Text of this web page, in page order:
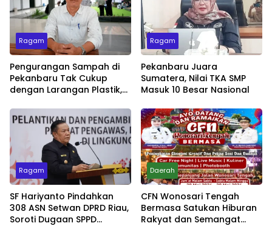
Ragam
Pengurangan Sampah di
Pekanbaru Tak Cukup
dengan Larangan Plastik,
Jadi Penentu
Ragam
Pekanbaru Juara
Sumatera, Nilai TKA SMP
Masuk 10 Besar Nasional
Ragam
SF Hariyanto Pindahkan
308 ASN Setwan DPRD Riau,
Soroti Dugaan SPPD
Daerah
CFN Wonosari Tengah
Bermasa Satukan Hiburan
Rakyat dan Semangat